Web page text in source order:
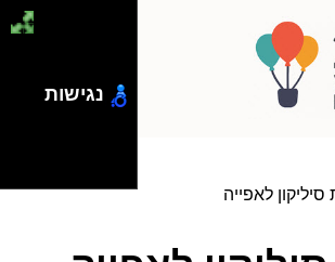
סיליקון לאפייה
נגישות